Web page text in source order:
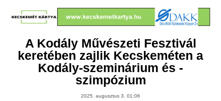
A Kodály Művészeti Fesztivál
keretében zajlik Kecskeméten a
Kodály-szeminárium és -
szimpózium
2025. augusztus 3. 01:06